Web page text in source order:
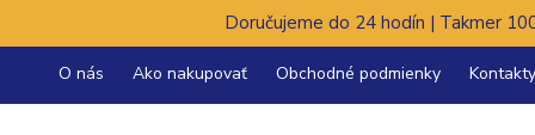
Doručujeme do 24 hodín | Takmer
O nás Ako nakupovať Obchodné podmienky Kontakty